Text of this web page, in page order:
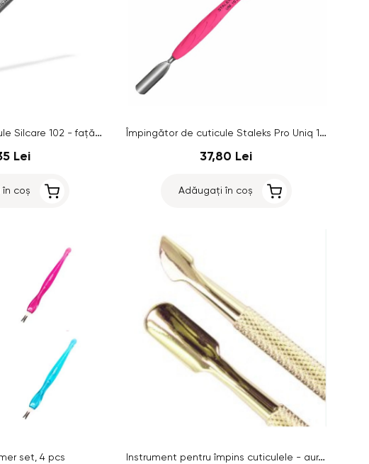
Împingător de cuticule Silcare 102 - față-verso
Lei
coș
Împingător de cuticule Staleks Pro Uniq 10 TYPE 6
37,80 Lei
Adăugați în coș
set, 4 pcs Instrument pentru împins cuticulele - aur, 12,5cm